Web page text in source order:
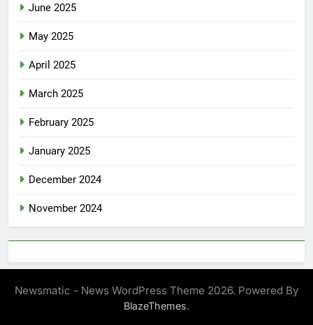
June 2025
May 2025
April 2025
March 2025
February 2025
January 2025
December 2024
November 2024
Newsmatic - News WordPress Theme 2026. Powered By
BlazeThemes.